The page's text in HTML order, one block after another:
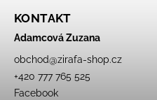
KONTAKT
Adamcová Zuzana
obchod@zirafa-shop.cz
+420 777 765 525
Facebook